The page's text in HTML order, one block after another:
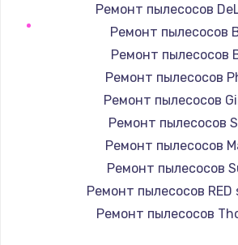
Ремонт пылесосов
Ремонт пылесосов
Ремонт пылесосов
Ремонт пылесосов
Ремонт пылесосов
Ремонт пылесосов
Ремонт пылесосов
Ремонт пылесосов
Ремонт пылесосов RED
Ремонт пылесосов